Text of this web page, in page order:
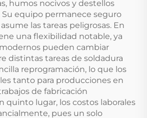
humos nocivos y destellos
Su equipo permanece seguro
las tareas peligrosas. En
una flexibilidad notable, ya
pueden cambiar
distintas tareas de soldadura
reprogramación, lo que los
tanto para producciones en
de fabricación
quinto lugar, los costos laborales
pues un solo